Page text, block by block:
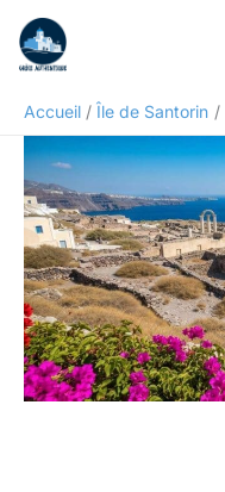
contenu
Accueil
Île de Santorin
Rechercher